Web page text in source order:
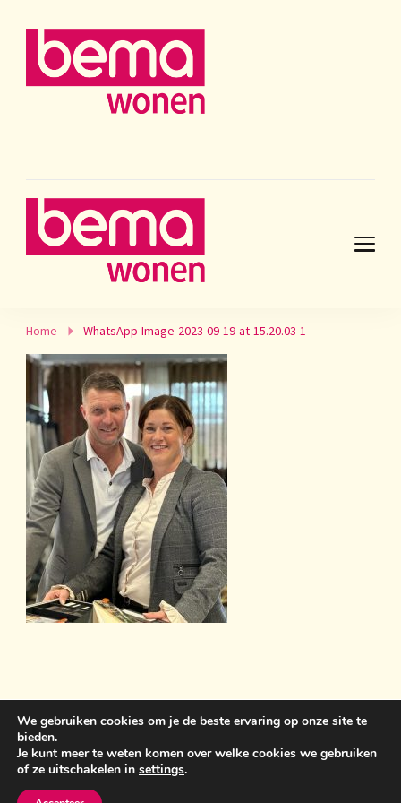
Home WhatsApp-Image-2023-09-19-at-15.20.03-1
Sint Anthonisweg 3 5831 AC Boxmeer 06 19859399
bemawonen@outlook.com
door
WP Delicious
We gebruiken cookies om je de beste ervaring op onze site te
bieden.
Je kunt meer te weten komen over welke cookies we gebruiken
of ze uitschakelen in settings.